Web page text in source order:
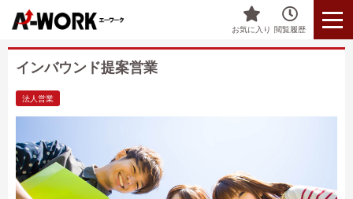
お気に入り 閲覧履歴
インバウンド提案営業
法人営業